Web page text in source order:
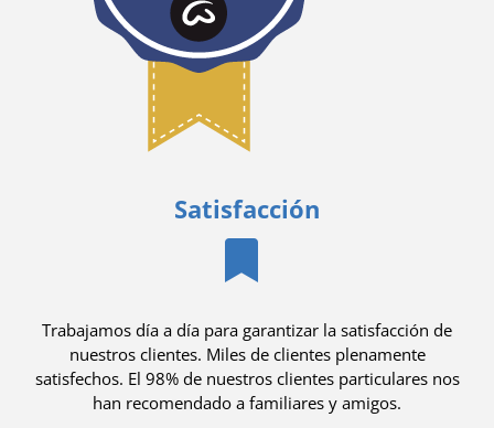
Satisfacción
Trabajamos día a día para garantizar la satisfacción de
nuestros clientes. Miles de clientes plenamente
satisfechos. El 98% de nuestros clientes particulares nos
han recomendado a familiares y amigos.